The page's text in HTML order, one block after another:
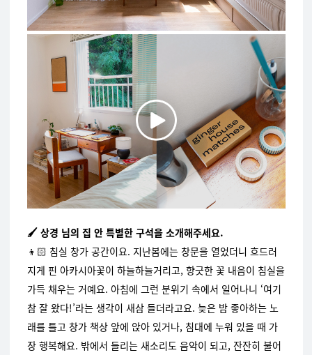
🖌️ 상경 님의 집 안 특별한 구석을 소개해주세요.
👦🏻 침실 창가 공간이요. 지난봄에는 창문을 열었더니 흐드러
지게 핀 아카시아꽃이 하늘하늘거리고, 향긋한 꽃 내음이 침실을
가득 채우는 거예요. 아침에 그런 분위기 속에서 일어나니 ‘여기
참 잘 왔다!’라는 생각이 새삼 들더라고요. 늦은 밤 좋아하는 노
래를 틀고 창가 책상 앞에 앉아 있거나, 침대에 누워 있을 때 가
장 행복해요. 밖에서 들리는 새소리도 음악이 되고, 잔잔히 불어